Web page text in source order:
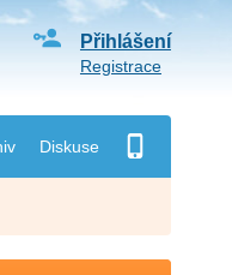
Diskuse
Přihlášení
Registrace